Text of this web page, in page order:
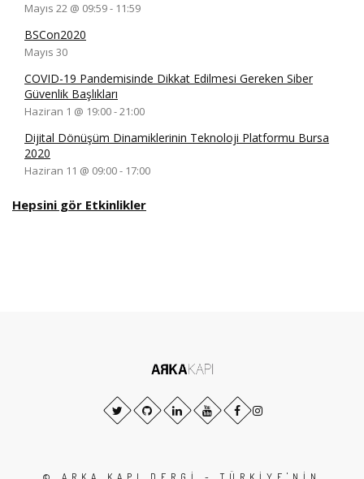
Mayıs 22 @ 09:59- 11:59
BSCon2020
Mayıs 30
COVID-19 Pandemisinde Dikkat Edilmesi Gereken Siber
Güvenlik Başlıkları
Haziran 1 @ 19:00-21:00
Dijital Dönüşüm Dinamiklerinin Teknoloji Platformu Bursa
2020
Haziran 11 @ 09:00- 17:00
Hepsini gör Etkinlikler